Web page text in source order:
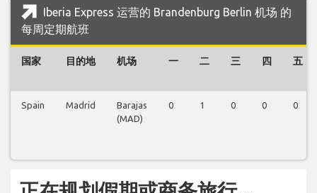
Iberia Express 运营的 Brandenburg Berlin 机场 的
每周定期航班
国家 目的地 机场 一 二 三 四 五
Spain Madrid
Barajas
(MAD)
0 1 0 0 0